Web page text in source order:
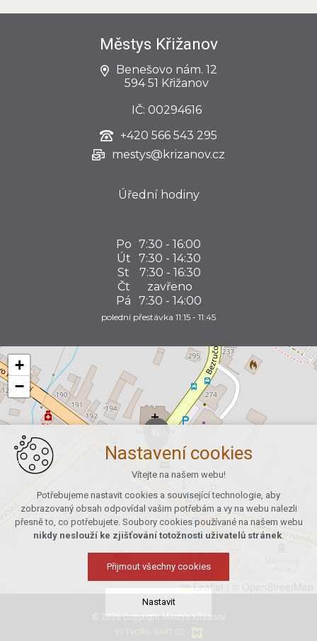
Městys Křižanov
Benešovo nám. 12
594 51 Křižanov
IČ: 00294616
+420 566 543 295
mestys@krizanov.cz
Úřední hodiny
Po 7:30 - 16:00
Út
7:30 - 14:30
St
7:30 - 16:30
Čt
zavřeno
Pá
7:30 - 14:00
polední přestávka 11:15 - 11:45
+
−
Leaflet
© 2026 Copyright Městys Křižanov
Nastavení cookies
Vítejte na našem webu!
Potřebujeme nastavit cookies a související technologie, aby
zobrazovaný obsah odpovídal vašim potřebám a vy na webu nalezli
přesně to, co potřebujete. Soubory cookies používané na našem webu
nikdy neslouží ke zjišťování totožnosti uživatelů stránek.
Přijmout všechny cookies
Nastavit